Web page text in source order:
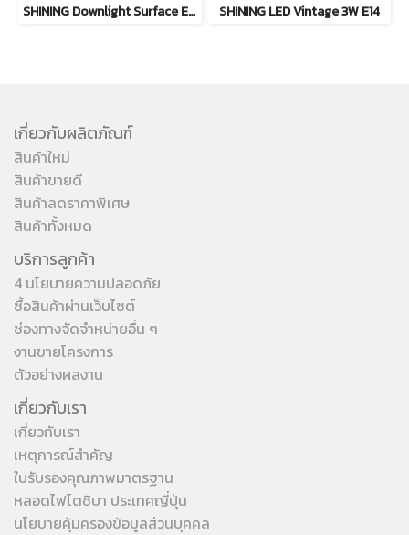
SHINING Downlight Surface E27 Base 4นิ้ว สีขาว, สีดำ SHINING LED Vintage 3W E14
เกี่ยวกับผลิตภัณฑ์
สินค้าใหม่
สินค้าขายดี
สินค้าลดราคาพิเศษ
สินค้าทั้งหมด
บริการลูกค้า
4 นโยบายความปลอดภัย
ซื้อสินค้าผ่านเว็บไซต์
ช่องทางจัดจำหน่ายอื่น ๆ
งานขายโครงการ
ตัวอย่างผลงาน
เกี่ยวกับเรา
เกี่ยวกับเรา
เหตุการณ์สำคัญ
ใบรับรองคุณภาพมาตรฐาน
หลอดไฟโตชิบา ประเทศญี่ปุ่น
นโยบายคุ้มครองข้อมูลส่วนบุคคล